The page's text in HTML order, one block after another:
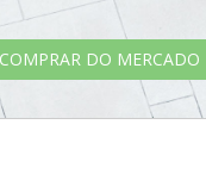
DO MERCADO